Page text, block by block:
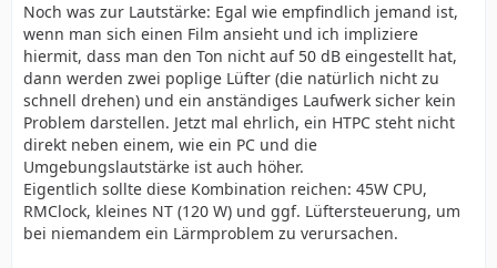
Noch was zur Lautstärke: Egal wie empfindlich jemand ist,
wenn man sich einen Film ansieht und ich impliziere
hiermit, dass man den Ton nicht auf 50 dB eingestellt hat,
dann werden zwei poplige Lüfter (die natürlich nicht zu
schnell drehen) und ein anständiges Laufwerk sicher kein
Problem darstellen. Jetzt mal ehrlich, ein HTPC steht nicht
direkt neben einem, wie ein PC und die
Umgebungslautstärke ist auch höher.
Eigentlich sollte diese Kombination reichen: 45W CPU,
RMClock, kleines NT (120 W) und ggf. Lüftersteuerung, um
bei niemandem ein Lärmproblem zu verursachen.